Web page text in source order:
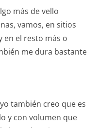
más de vello
vamos, en sitios
en el resto más o
me dura bastante
también creo que es
y con volumen que